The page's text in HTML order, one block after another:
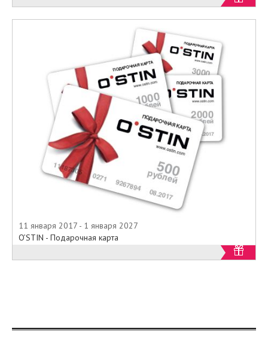
11 января 2017 - 1 января 2027
O’STIN - Подарочная карта